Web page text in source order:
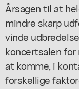
Årsagen til at
mindre skarp
vinde
koncertsalen
at komme, i
forskellige